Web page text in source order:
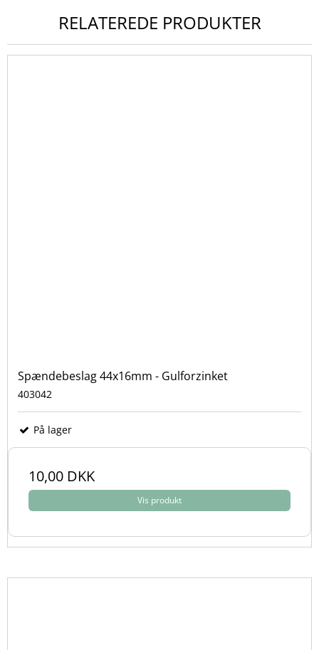
RELATEREDE PRODUKTER
Spændebeslag 44x16mm - Gulforzinket
403042
På lager
10,00 DKK
Vis produkt